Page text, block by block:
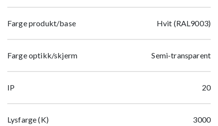
Farge produkt/base Hvit (RAL9003)
Farge optikk/skjerm Semi-transparent
IP 20
Lysfarge (K) 3000